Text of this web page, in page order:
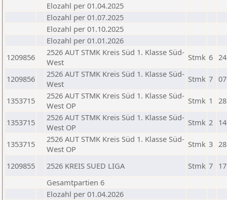
Elozahl per 01.04.2025
Elozahl per 01.07.2025
Elozahl per 01.10.2025
Elozahl per 01.01.2026
1209856
2526 AUT STMK Kreis Süd 1. Klasse Süd-
West
Stmk 6
1209856
2526 AUT STMK Kreis Süd 1. Klasse Süd-
West
Stmk 7
1353715
2526 AUT STMK Kreis Süd 1. Klasse Süd-
West OP
Stmk 1
1353715
2526 AUT STMK Kreis Süd 1. Klasse Süd-
West OP
Stmk 2
1353715
2526 AUT STMK Kreis Süd 1. Klasse Süd-
West OP
Stmk 3
1209855 2526 KREIS SUED LIGA Stmk 7
Gesamtpartien 6
Elozahl per 01.04.2026